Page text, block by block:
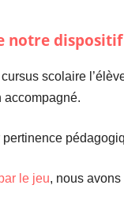
notre dispositif
scolaire
accompagné.
le jeu, nous